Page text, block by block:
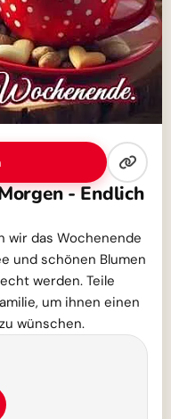
- Endlich
wir das Wochenende
und schönen Blumen
werden. Teile
um ihnen einen
wünschen.